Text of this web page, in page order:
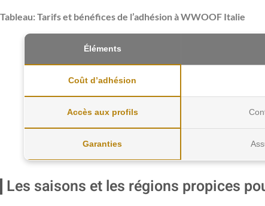
Tableau: Tarifs et bénéfices de l’adhésion à WWOOF Italie
Éléments
Coût d’adhésion
Accès aux profils
Garanties
Les saisons et les régions propices